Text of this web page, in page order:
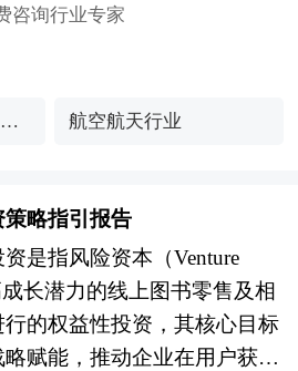
咨询行业专家
航空航天行业
策略指引报告
是指风险资本（Venture
长潜力的线上图书零售及相
的权益性投资，其核心目标
赋能，推动企业在用户获